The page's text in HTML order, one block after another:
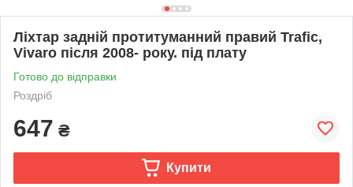
Ліхтар задній протитуманний правий Trafic,
Vivaro після 2008- року. під плату
Готово до відправки
Роздріб
647 ₴
Купити